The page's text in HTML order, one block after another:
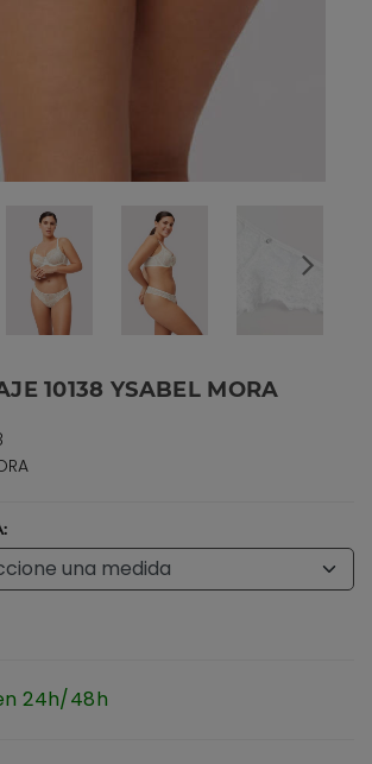
10138 YSABEL MORA
24h/48h